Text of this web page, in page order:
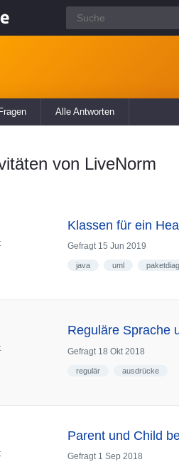
Alle Antworten
von LiveNorm
Klassen für ein
Gefragt 15 Jun 2019
java uml
Reguläre Sprache
Gefragt 18 Okt 2018
regulär ausdrücke
Parent und Child
Gefragt 1 Sep 2018